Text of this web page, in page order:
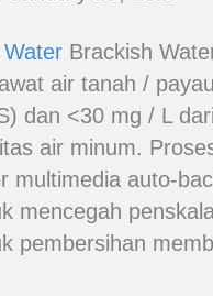
Brackish
air tanah /
dan <30 mg / L
air minum.
multimedia auto-
mencegah
pembersihan